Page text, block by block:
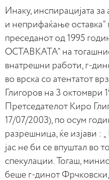
Инаку, инспирацијата
и неприфаќање оставка“
преседанот од 1995
ОСТАВКАТА“ на
внатрешни работи, г-
во врска со атентатот
Глигоров на 3 октомври
Претседателот Киро
17/07/2003), по осум
разрешница, ќе изјави :
јас не би се впуштал во
спекулации. Тогаш,
беше г-динот